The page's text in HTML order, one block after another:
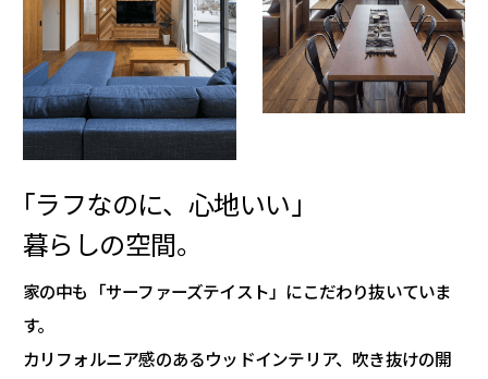
「ラフなのに、心地いい」
暮らしの空間。
家の中も「サーファーズテイスト」にこだわり抜いていま
す。
カリフォルニア感のあるウッドインテリア、吹き抜けの開